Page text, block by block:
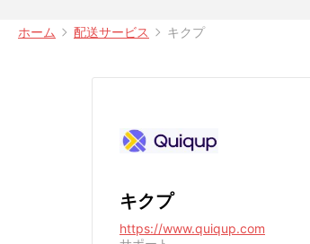
ホーム 配送サービス キクプ
キクプ
https://www.quiqup.com